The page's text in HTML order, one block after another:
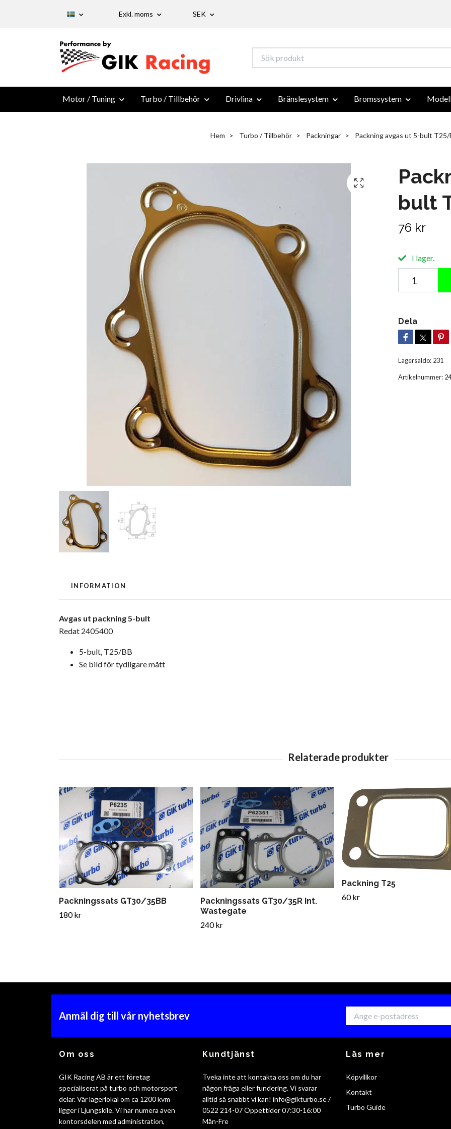
Exkl. moms SEK
Motor / Tuning Turbo / Tillbehör Drivlina Bränslesystem Bromssystem
Hem Turbo / Tillbehör Packningar Packning avgas ut 5-bult T25/
bult
76 kr
I lager.
Dela
Lagersaldo: 231
Artikelnummer:
INFORMATION
Avgas ut packning 5-bult
Redat 2405400
5-bult, T25/BB
Se bild för tydligare mått
Packningssats GT30/35BB
180 kr
Packningssats GT30/35R Int.
Wastegate
240 kr
Packning T25
60 kr
Anmäl dig till vår nyhetsbrev
Om oss
GIK Racing AB är ett företag
specialiserat på turbo och motorsport
delar. Vår lagerlokal om ca 1200 kvm
ligger i Ljungskile. Vi har numera även
kontorsdelen med administration,
Kundtjänst
Tveka inte att kontakta oss om du har
någon fråga eller fundering. Vi svarar
alltid så snabbt vi kan! info@gikturbo.se/
0522 214-07 Öppettider 07:30-16:00
Mån-Fre
Läs mer
Köpvillkor
Kontakt
Turbo Guide